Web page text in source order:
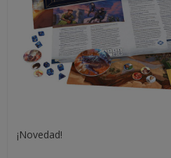
¡Novedad!